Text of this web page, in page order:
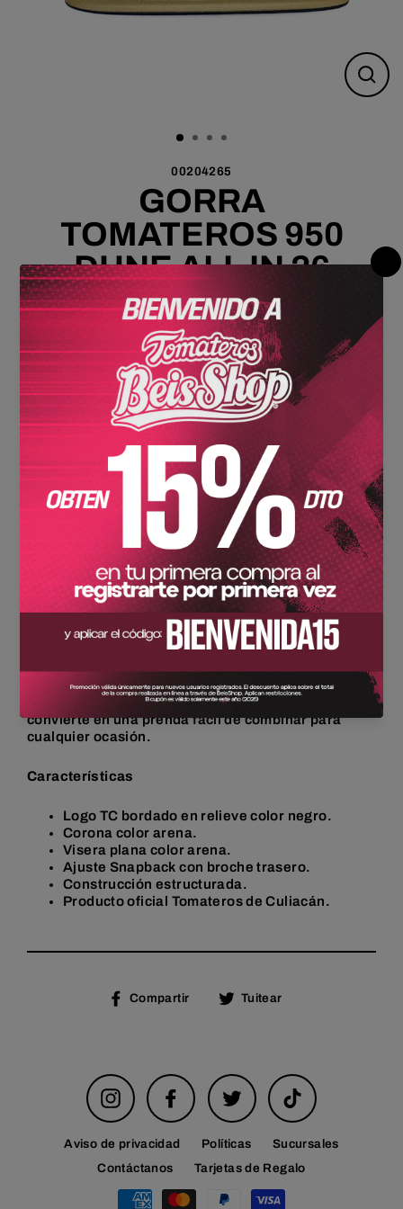
00204265
GORRA
TOMATEROS 950
DUNE ALL IN 26
ARENA
Precio
habitual
$ 899.00 MXN
Losgastos de envíose calculan en la pantalla de pagos.
Cantidad
Agregar al carrito
Comprar ahora
Descripción
La gorra Dune x All In destaca por su diseño sobrio y
atemporal. Su acabado en color arena se combina
con el icónico logo TC bordado en relieve en color
negro, logrando un contraste elegante que la
convierte en una prenda fácil de combinar para
cualquier ocasión.
Características
Logo TC bordado en relieve color negro.
Corona color arena.
Visera plana color arena.
Ajuste Snapback con broche trasero.
Construcción estructurada.
Producto oficial Tomateros de Culiacán.
Compartir
CompartirTuitear
Instagram Facebook Twitter TikTok
Aviso de privacidad Políticas
Sucursales
Contáctanos
Tarjetas de Regalo